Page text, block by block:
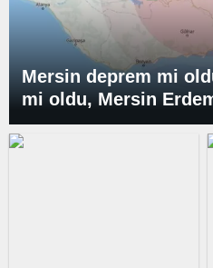
Mersin deprem mi
mi oldu, Mersin
kaç, deprem merkezi